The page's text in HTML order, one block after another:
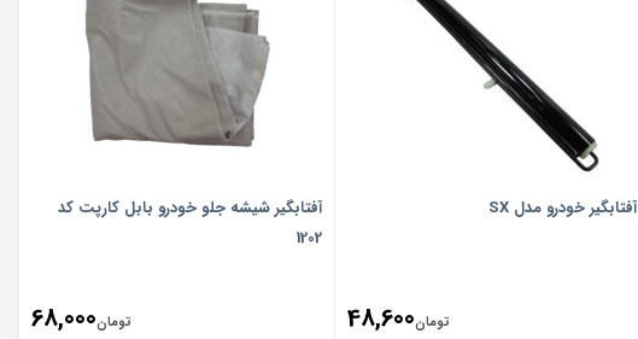
آفتابگیر خودرو مدل SX
تومان48,600
آفتابگیر شیشه جلو خودرو بابل کارپت کد
1202
تومان68,000